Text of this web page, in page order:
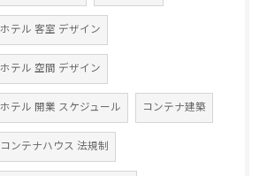
ホテル 客室 デザイン
ホテル 空間 デザイン
ホテル 開業 スケジュール コンテナ建築
コンテナハウス 法規制